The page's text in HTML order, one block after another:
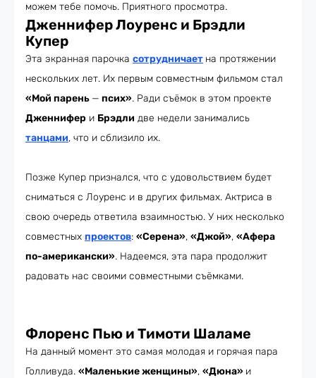
можем тебе помочь. Приятного просмотра.
Дженнифер Лоуренс и Брэдли
Купер
Эта экранная парочка сотрудничает на протяжении
нескольких лет. Их первым совместным фильмом стал
«Мой парень — псих». Ради съёмок в этом проекте
Дженнифер и Брэдли две недели занимались
танцами, что и сблизило их.
Позже Купер признался, что с удовольствием будет
сниматься с Лоуренс и в других фильмах. Актриса в
свою очередь ответила взаимностью. У них несколько
совместных проектов: «Серена», «Джой», «Афера
по-американски». Надеемся, эта пара продолжит
радовать нас своими совместными съёмками.
Флоренс Пью и Тимоти Шаламе
На данный момент это самая молодая и горячая пара
Голливуда. «Маленькие женщины», «Дюна» и